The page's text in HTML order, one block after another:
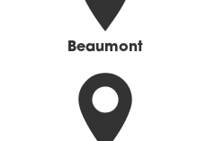
Beaumont